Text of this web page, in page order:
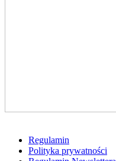
Regulamin
Polityka prywatności